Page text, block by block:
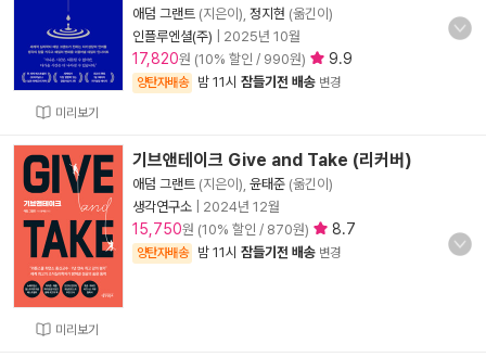
미리보기
애덤 그랜트 (지은이), 정지현 (옮긴이)
인플루엔셜(주)
2025년 10월
17,820원 (10% 할인 / 990원) 9.9
양탄자배송 밤 11시 잠들기전 배송 변경
미리보기
기브앤테이크 Give and Take (리커버)
애덤 그랜트 (지은이), 윤태준 (옮긴이)
생각연구소
2024년 12월
15,750원 (10% 할인 / 870원) 8.7
양탄자배송 밤 11시 잠들기전 배송 변경